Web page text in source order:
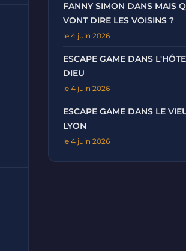
FANNY SIMON DANS MAIS
VONT DIRE LES VOISINS ?
le 4 juin 2026
ESCAPE GAME DANS
DIEU
le 4 juin 2026
ESCAPE GAME DANS LE
LYON
le 4 juin 2026